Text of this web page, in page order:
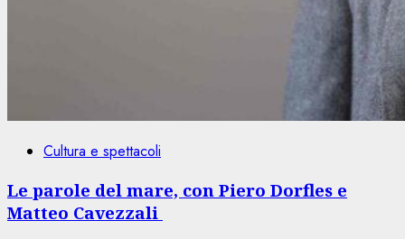
Cultura e spettacoli
Le parole del mare, con Piero Dorfles e
Matteo Cavezzali